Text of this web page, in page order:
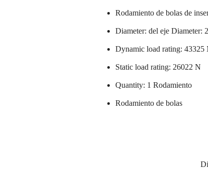
Rodamiento de bolas de
Diameter: del eje Diameter:
Dynamic load rating: 43325
Static load rating: 26022 N
Quantity: 1 Rodamiento
Rodamiento de bolas